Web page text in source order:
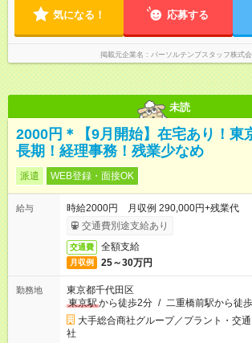
気になる！ 応募する
掲載元企業名 パーソルテンプスタッフ株式
未読
2000円＊【9月開始】在宅あり！東
長期！経理事務！残業少なめ
派遣 WEB登録・面接OK
給与
時給2000円 月収例 290,000円+残業代
交通費別途支給あり
交通費 全額支給
月収例 25～30万円
勤務地
東京都千代田区
東京駅から徒歩2分 / 二重橋前駅から徒
大手総合商社グループ／プラント・交
社